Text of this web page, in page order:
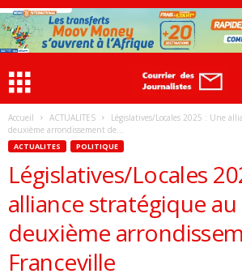
Accueil ACTUALITES
Législatives/Locales 2025 : Une
deuxième arrondissement de...
ACTUALITES POLITIQUE
Législatives/Locales
alliance stratégique
deuxième
Franceville